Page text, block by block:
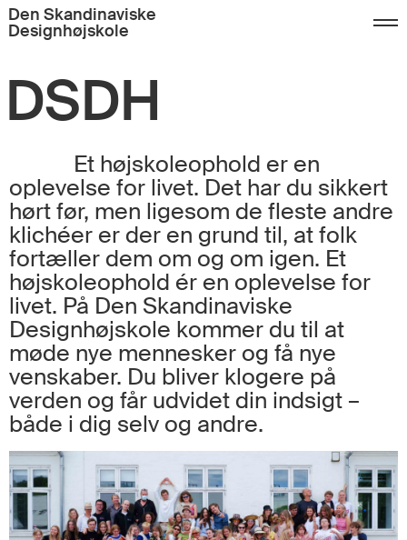
Den Skandinaviske
Designhøjskole
DSDH
Et højskoleophold er en
oplevelse for livet. Det har du sikkert
hørt før, men ligesom de fleste andre
klichéer er der en grund til, at folk
fortæller dem om og om igen. Et
højskoleophold ér en oplevelse for
livet. På Den Skandinaviske
Designhøjskole kommer du til at
møde nye mennesker og få nye
venskaber. Du bliver klogere på
verden og får udvidet din indsigt –
både i dig selv og andre.